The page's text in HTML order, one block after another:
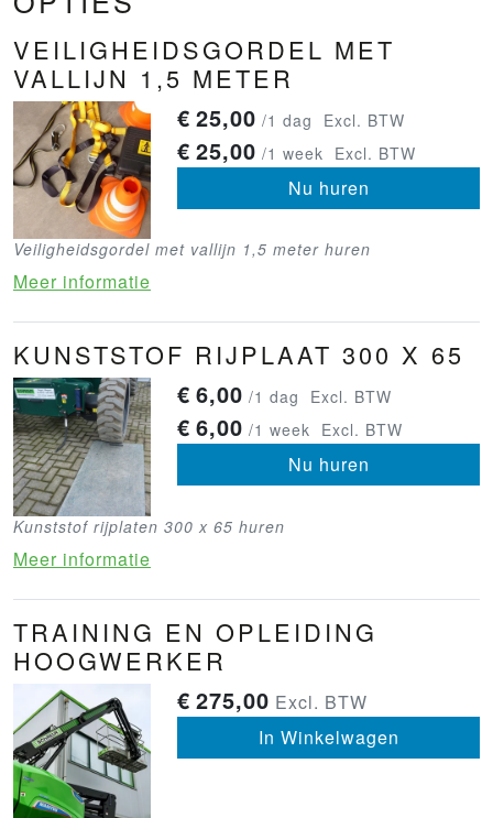
VEILIGHEIDSGORDEL MET
VALLIJN 1,5 METER
€ 25,00 /1 dag Excl. BTW
€ 25,00 /1 week Excl. BTW
Nu huren
Veiligheidsgordel met vallijn 1,5 meter huren
Meer informatie
KUNSTSTOF RIJPLAAT 300 X 65
€ 6,00 /1 dag Excl. BTW
€ 6,00 /1 week Excl. BTW
Nu huren
Kunststof rijplaten 300 x 65 huren
Meer informatie
TRAINING EN OPLEIDING
HOOGWERKER
€ 275,00 Excl. BTW
In Winkelwagen